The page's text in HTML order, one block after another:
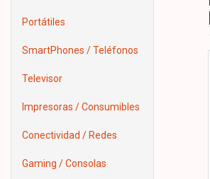
Portátiles
SmartPhones / Teléfonos
Televisor
Impresoras / Consumibles
Conectividad / Redes
Gaming / Consolas